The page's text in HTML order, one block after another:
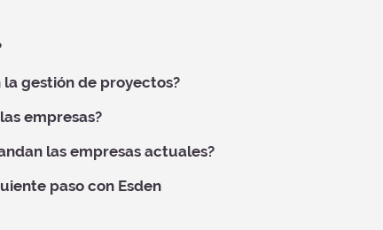
la gestión de proyectos?
empresas?
las empresas actuales?
paso con Esden